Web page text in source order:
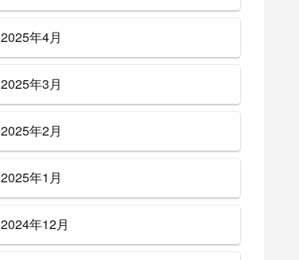
2025年4月
2025年3月
2025年2月
2025年1月
2024年12月